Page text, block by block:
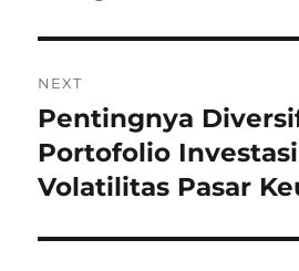
NEXT
Next
post:
Pentingnya
Portofolio
Volatilitas Pasar